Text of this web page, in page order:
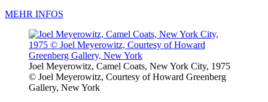
MEHR INFOS
Joel Meyerowitz, Camel Coats, New York City, 1975
© Joel Meyerowitz, Courtesy of Howard Greenberg
Gallery, New York